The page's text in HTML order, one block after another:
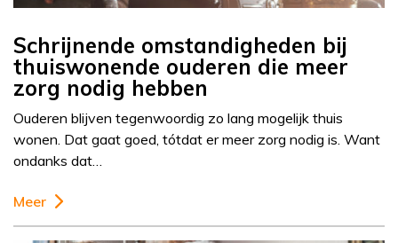
Schrijnende omstandigheden bij
thuiswonende ouderen die meer
zorg nodig hebben
Ouderen blijven tegenwoordig zo lang mogelijk thuis
wonen. Dat gaat goed, tótdat er meer zorg nodig is. Want
ondanks dat…
Meer